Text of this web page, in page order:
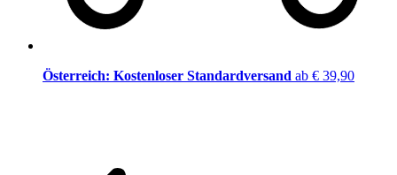
Österreich: Kostenloser Standardversand ab € 39,90